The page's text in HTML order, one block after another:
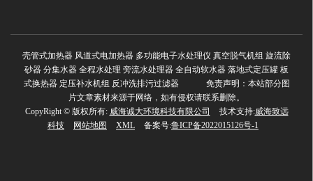
壳管式加热器 风道式电加热器 多功能电子水处理仪 真空脱气机组 旋流除
砂器 分集水器 全程水处理 旁流水处理器 全自动软水器 落地式定压罐 板
式换热器 定压补水机组 反冲洗排污过滤器 免责声明：本站部分图
片文章素材来源于网络，如有侵权请联系删除。
CopyRight © 版权所有: 威海诚大环境科技有限公司 技术支持:威海致远
科技
网站地图 XML 备案号:鲁ICP备2022015126号-1